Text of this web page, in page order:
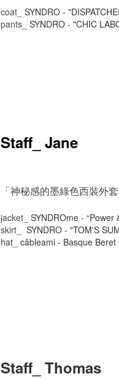
coat_ SYNDRO -
pants_ SYNDRO - "CHIC
Staff_ Jane
「神秘感的墨綠色西裝外套
jacket_ SYNDROme - “Power
skirt_
SYNDRO - "TOM'S
hat_ câbleami - Basque Beret
Staff_ Thomas